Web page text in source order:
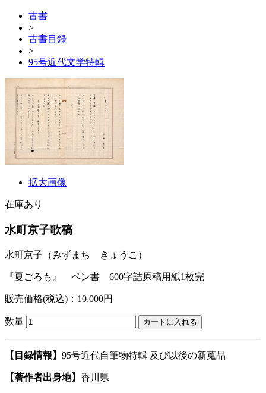
古書
>
古書目録
>
95号近代文学特輯
拡大画像
在庫あり
水町京子歌稿
水町京子 （みずまち きょうこ）
『夏ごろも』 ペン書 600字詰原稿用紙1枚完
販売価格(税込)：10,000円
数量
【目録情報】 95号近代自筆物特輯 及び以後の新蒐品
【著作者出身地】 香川県